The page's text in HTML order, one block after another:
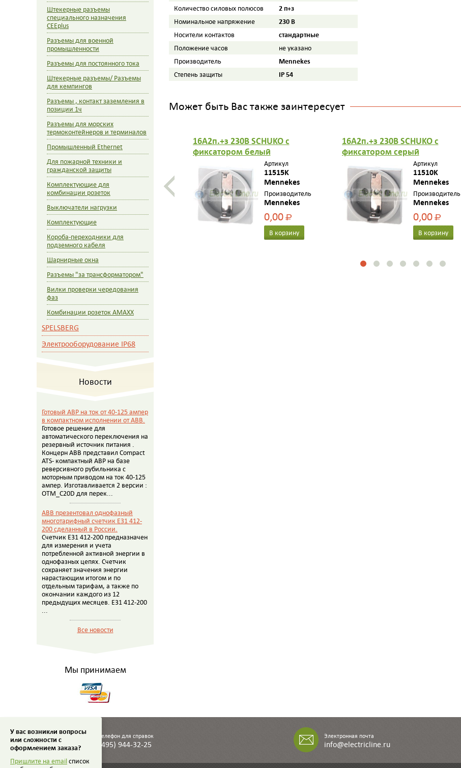
Штекерные разъемы
специального назначения
CEEplus
Разъемы для военной
промышленности
Разъемы для постоянного тока
Штекерные разъемы/ Разъемы
для кемпингов
Разъемы , контакт заземления в
позиции 1ч
Разъемы для морских
термоконтейнеров и терминалов
Промышленный Ethernet
Для пожарной техники и
гражданской защиты
Комплектующие для
комбинации розеток
Выключатели нагрузки
Комплектующие
Короба-переходники для
подземного кабеля
Шарнирные окна
Разъемы "за трансформатором"
Вилки проверки чередования
фаз
Комбинации розеток AMAXX
SPELSBERG
Электрооборудование IP68
Новости
Готовый АВР на ток от 40-125 ампер
в компактном исполнении от АВВ.
Готовое решение для
автоматического переключения на
резервный источник питания .
Концерн АВВ представил Compact
ATS- компактный АВР на базе
реверсивного рубильника с
моторным приводом на ток 40-125
ампер. Изготавливается 2 версии :
OTM_C20D для перек...
ABB презентовал однофазный
многотарифный счетчик E31 412-
200 сделанный в России.
Счетчик E31 412-200 предназначен
для измерения и учета
потребленной активной энергии в
однофазных цепях. Счетчик
сохраняет значения энергии
нарастающим итогом и по
отдельным тарифам, а также по
окончании каждого из 12
предыдущих месяцев. E31 412-200
...
Все новости
Мы принимаем
Количество силовых полюсов 2 п+з
Номинальное напряжение 230 B
Носители контактов стандартные
Положение часов
не указано
Производитель
Mennekes
Степень защиты IP 54
Может быть Вас также заинтересует
16A2п.+з 230B SCHUKO с
фиксатором белый
Артикул
11515K
Mennekes
Производитель
Mennekes
0,00Р
В корзину
16A2п.+з 230B SCHUKO с
фиксатором серый
Артикул
11510K
Mennekes
Производитель
Mennekes
0,00Р
В корзину
Телефон для справок
(495) 944-32-25
Электронная почта
info@electricline.ru
У вас возникли вопросы
или сложности с
оформлением заказа?
Пришлите на emailсписок